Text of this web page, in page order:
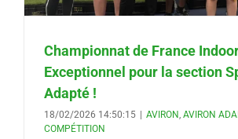
Championnat de France
Exceptionnel pour la section
Adapté !
18/02/2026 14:50:15 AVIRON, AVIRON
COMPÉTITION